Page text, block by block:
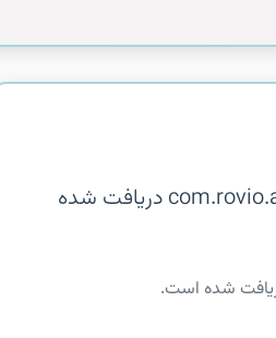
توضیحات در دسترس نیست. این اپلیکیشن از com.rovio.angrybirdsmatch دریافت شده